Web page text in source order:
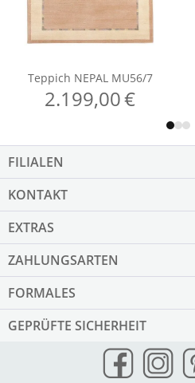
FILIALEN
KONTAKT
EXTRAS
ZAHLUNGSARTEN
FORMALES
GEPRÜFTE SICHERHEIT